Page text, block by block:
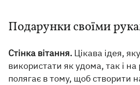
Подарунки своїми
Стінка вітання. Цікава ідея,
використати як удома, так і на
полягає в тому, щоб створити